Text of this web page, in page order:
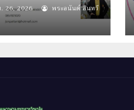
26, 2026
พระอนันต์ อินฺทวี